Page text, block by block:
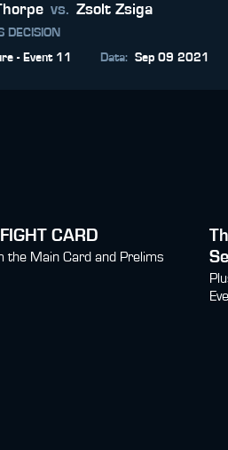
vs. Zsolt Zsiga
DECISION
- Event 11 Data: Sep 09 2021
CARD
the Main Card and Prelims